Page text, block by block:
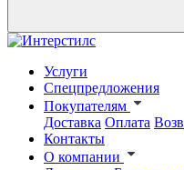
Услуги
Спецпредложения
Покупателям
Доставка Оплата
Контакты
О компании